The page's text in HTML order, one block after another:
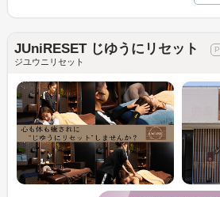
JUniRESET じゆうにリセット
ジユウニリセット